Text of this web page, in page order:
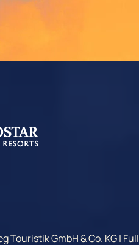
GmbH & Co. KG | Full